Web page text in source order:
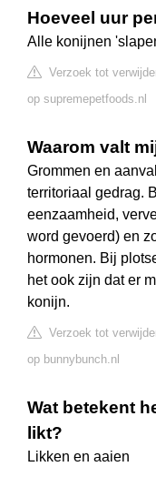
Hoeveel uur
Alle konijnen
Verzoek tot
op supremepetfoods.nl
Waarom valt
Grommen en
territoriaal gedrag.
eenzaamheid,
word gevoerd) en
hormonen. Bij
het ook zijn dat er
konijn.
Verzoek tot
op bunnybunch.nl
Wat betekent
likt?
Likken en aaien